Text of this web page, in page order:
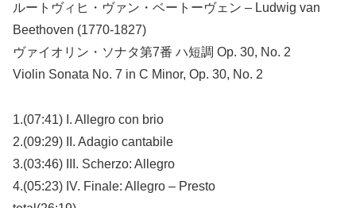
ルートヴィヒ・ヴァン・ベートーヴェン – Ludwig van
Beethoven (1770-1827)
ヴァイオリン・ソナタ第7番 ハ短調 Op. 30, No. 2
Violin Sonata No. 7 in C Minor, Op. 30, No. 2
1.(07:41) I. Allegro con brio
2.(09:29) II. Adagio cantabile
3.(03:46) III. Scherzo: Allegro
4.(05:23) IV. Finale: Allegro – Presto